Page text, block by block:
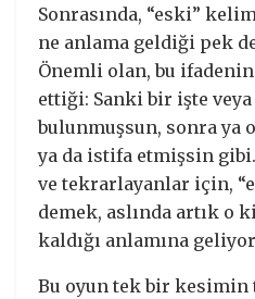
Sonrasında, “eski”
ne anlama geldiği pek
Önemli olan, bu
ettiği: Sanki bir işte
bulunmuşsun, sonra ya
ya da istifa etmişsin
ve tekrarlayanlar için,
demek, aslında artık o
kaldığı anlamına
Bu oyun tek bir kesimin